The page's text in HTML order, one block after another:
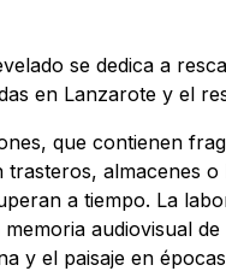
se dedica a
en Lanzarote y el
que contienen
trasteros, almacenes
a tiempo. La
audiovisual
y el paisaje en